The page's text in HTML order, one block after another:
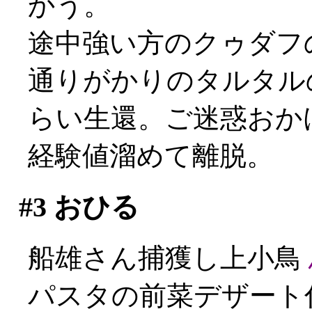
途中強い方のクゥダ
通りがかりのタルタ
らい生還。ご迷惑お
経験値溜めて離脱。
#3 おひる
船雄さん捕獲し上小鳥
パスタの前菜デザー